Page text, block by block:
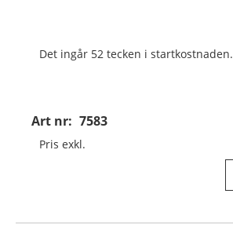
Art nr: 7583
Det ingår 52 tecken i startkostnaden.
Pris exkl.